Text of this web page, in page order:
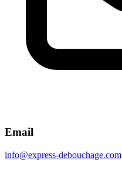
Email
info@express-debouchage.com